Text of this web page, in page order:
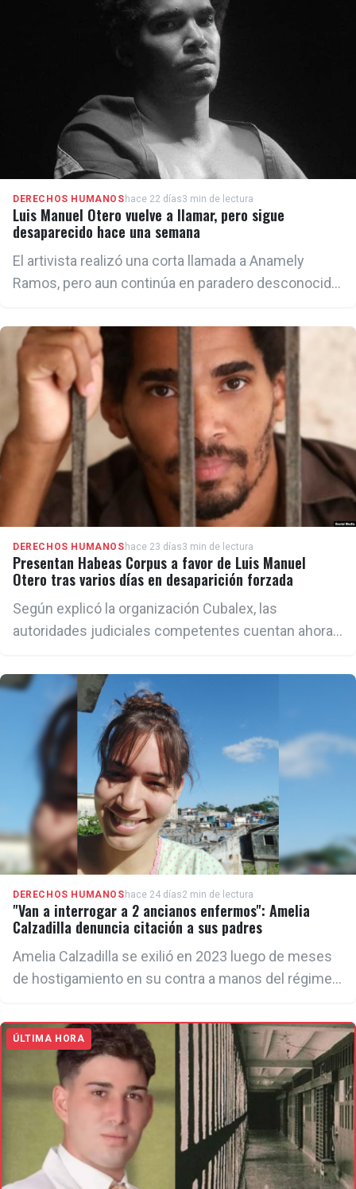
DERECHOS HUMANOS hace 22 días3 min de lectura
Luis Manuel Otero vuelve a llamar, pero sigue
desaparecido hace una semana
El artivista realizó una corta llamada a Anamely
Ramos, pero aun continúa en paradero desconocido
DERECHOS HUMANOS hace 23 días3 min de lectura
Presentan Habeas Corpus a favor de Luis Manuel
Otero tras varios días en desaparición forzada
Según explicó la organización Cubalex, las
autoridades judiciales competentes cuentan ahora
solicitud, un recurso que busca obligar al Estado a
informar sobre el paradero del artivista y garantizar
su integridad física.
DERECHOS HUMANOS hace 24 días2 min de lectura
"Van a interrogar a 2 ancianos enfermos": Amelia
Calzadilla denuncia citación a sus padres
Amelia Calzadilla se exilió en 2023 luego de meses
de hostigamiento en su contra a manos del régimen,
ÚLTIMA HORA